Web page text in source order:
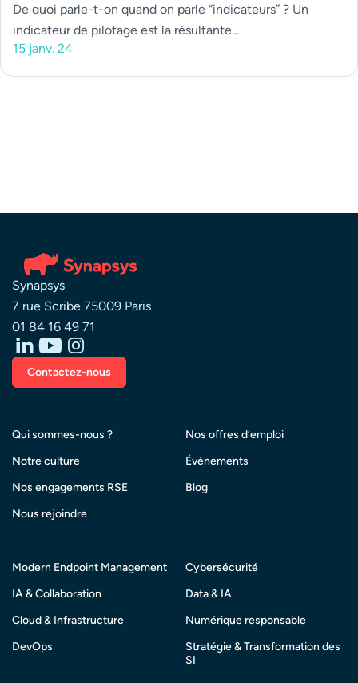
De quoi parle-t-on quand on parle “indicateurs” ? Un
indicateur de pilotage est la résultante...
15 janv. 24
Synapsys
7 rue Scribe 75009 Paris
01 84 16 49 71
Contactez-nous
Qui sommes-nous ?
Notre culture
Nos engagements RSE
Nous rejoindre
Nos offres d’emploi
Évènements
Blog
Modern Endpoint Management
IA & Collaboration
Cloud & Infrastructure
DevOps
Cybersécurité
Data & IA
Numérique responsable
Stratégie & Transformation des
SI